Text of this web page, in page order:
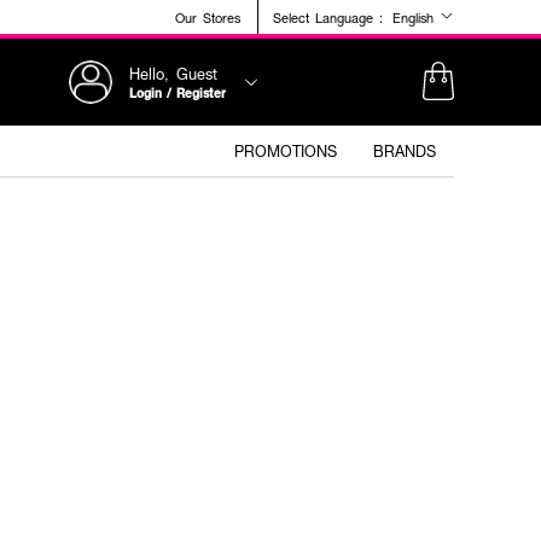
Our Stores Select Language : English
Hello, Guest
Login / Register
PROMOTIONS BRANDS